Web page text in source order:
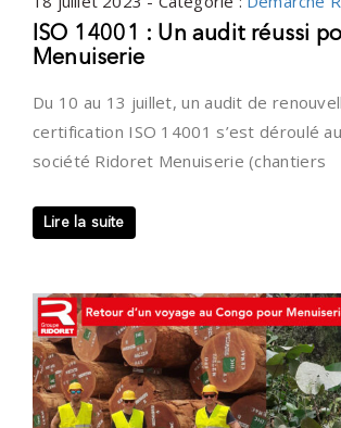
ISO 14001 : Un audit réussi
Menuiserie
Du 10 au 13 juillet, un audit de
certification ISO 14001 s’est déroulé
société Ridoret Menuiserie (chantiers
Lire la suite